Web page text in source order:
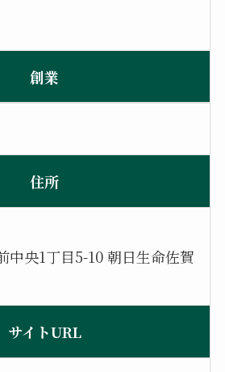
創業
住所
中央1丁目5-10 朝日生命佐賀
サイトURL